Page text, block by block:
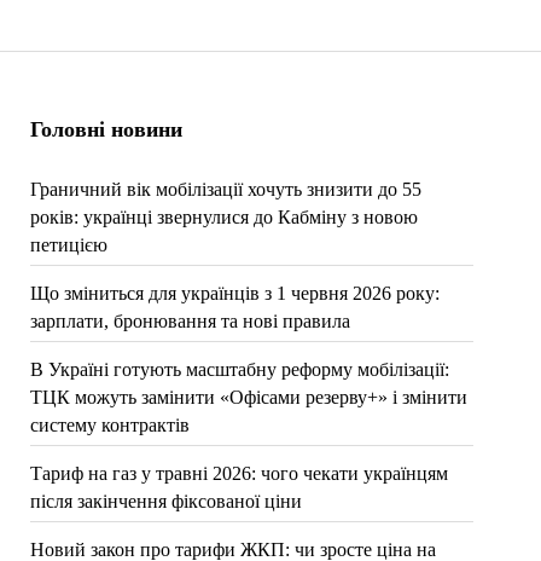
Головні новини
Граничний вік мобілізації хочуть знизити до 55
років: українці звернулися до Кабміну з новою
петицією
Що зміниться для українців з 1 червня 2026 року:
зарплати, бронювання та нові правила
В Україні готують масштабну реформу мобілізації:
ТЦК можуть замінити «Офісами резерву+» і змінити
систему контрактів
Тариф на газ у травні 2026: чого чекати українцям
після закінчення фіксованої ціни
Новий закон про тарифи ЖКП: чи зросте ціна на